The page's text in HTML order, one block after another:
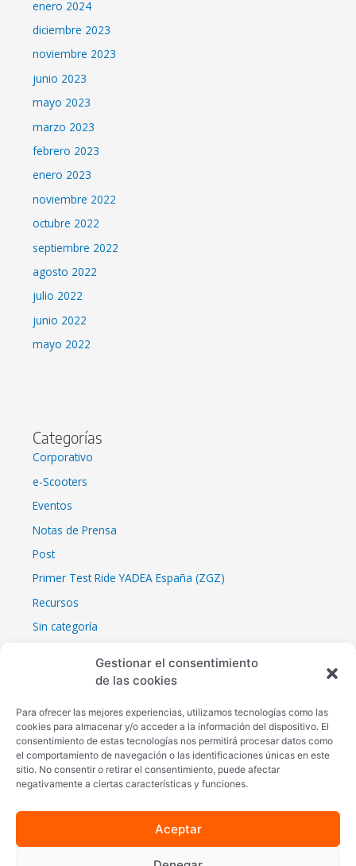
Gestionar el consentimiento
de las cookies
Para ofrecer las mejores experiencias, utilizamos tecnologías como las
cookies para almacenar y/o acceder a la información del dispositivo. El
consentimiento de estas tecnologías nos permitirá procesar datos como
el comportamiento de navegación o las identificaciones únicas en este
sitio. No consentir o retirar el consentimiento, puede afectar
negativamente a ciertas características y funciones.
Aceptar
enero 2024
diciembre 2023
noviembre 2023
junio 2023
mayo 2023
marzo 2023
febrero 2023
enero 2023
noviembre 2022
octubre 2022
septiembre 2022
agosto 2022
julio 2022
junio 2022
mayo 2022
Categorías
Corporativo
e-Scooters
Eventos
Notas de Prensa
Post
Primer Test Ride YADEA España (ZGZ)
Recursos
Sin categoría
YADEA CES 2023
YADEA EICMA 2022 (Milán, 8 -13 noviembre 2022)